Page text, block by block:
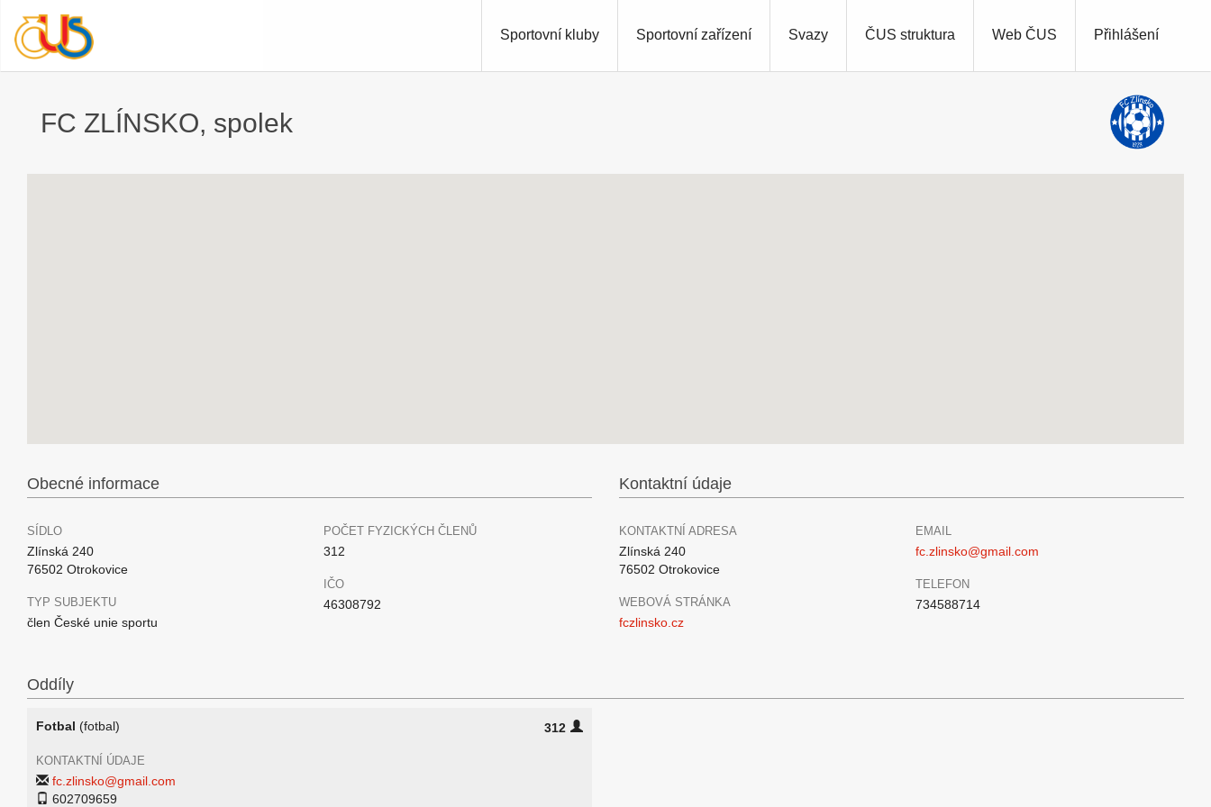
Přihlášení
Sportovní kluby Sportovní zařízení Svazy ČUS struktura Web ČUS
FC ZLÍNSKO, spolek
Obecné informace
SÍDLO
Zlínská 240
76502 Otrokovice
TYP SUBJEKTU
člen České unie sportu
POČET FYZICKÝCH ČLENŮ
312
IČO
46308792
Kontaktní údaje
KONTAKTNÍ ADRESA
Zlínská 240
76502 Otrokovice
WEBOVÁ STRÁNKA
fczlinsko.cz
EMAIL
fc.zlinsko@gmail.com
TELEFON
734588714
Oddíly
Fotbal (fotbal) 312
KONTAKTNÍ ÚDAJE
fc.zlinsko@gmail.com
602709659